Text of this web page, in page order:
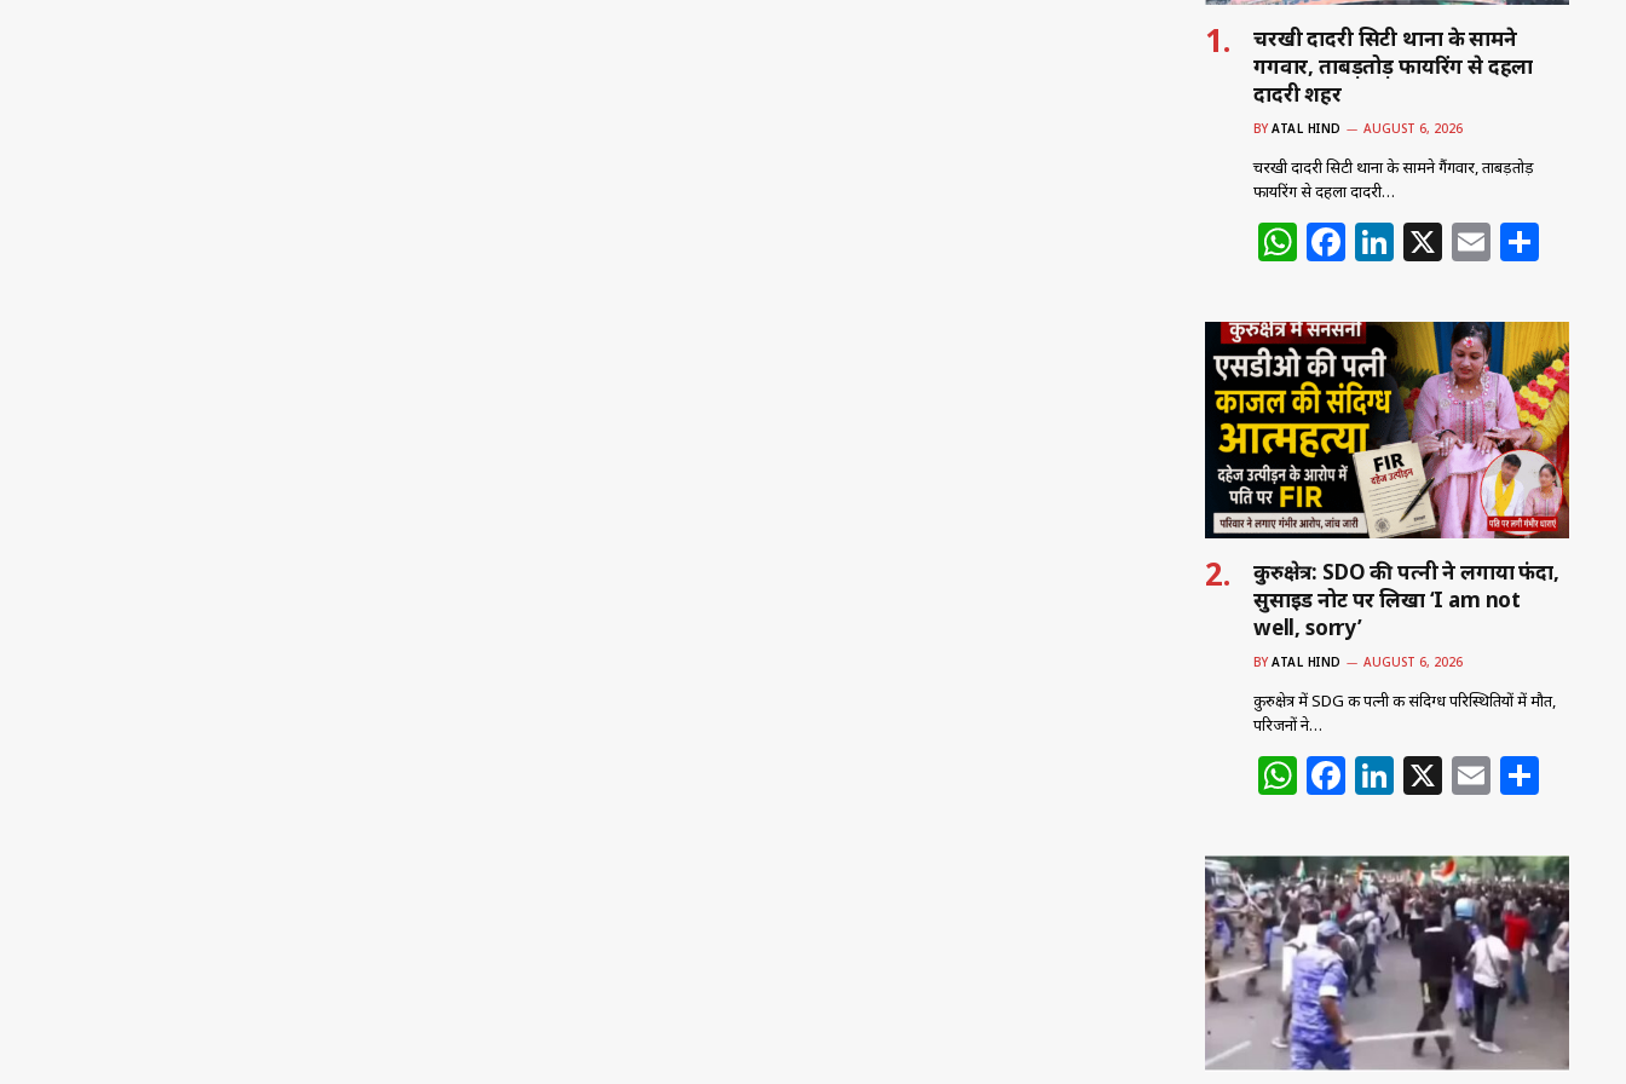
चरखी दादरी सिटी थाना के सामने
गैंगवार, ताबड़तोड़ फायरिंग से दहला
दादरी शहर
BY ATAL HIND AUGUST 6, 2026
चरखी दादरी सिटी थाना के सामने गैंगवार, ताबड़तोड़
फायरिंग से दहला दादरी…
W
h
at
s
A
p
p
F
a
c
e
b
o
o
k
Li
n
k
e
dI
n
X E
m
ai
l
ar
e
कुरुक्षेत्र: SDO की पत्नी ने लगाया फंदा,
सुसाइड नोट पर लिखा ‘I am not
well, sorry’
BY ATAL HIND AUGUST 6, 2026
कुरुक्षेत्र में SDG की पत्नी की संदिग्ध परिस्थितियों में मौत,
परिजनों ने…
W
at
s
A
p
p
F
c
e
b
o
o
k
Li
k
e
dI
n
X E
ai
l
ar
e